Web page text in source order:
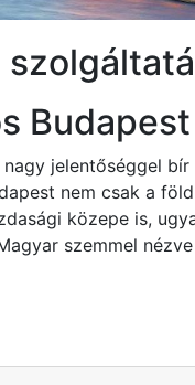
jelentőséggel
nem csak a
közepe is,
szemmel